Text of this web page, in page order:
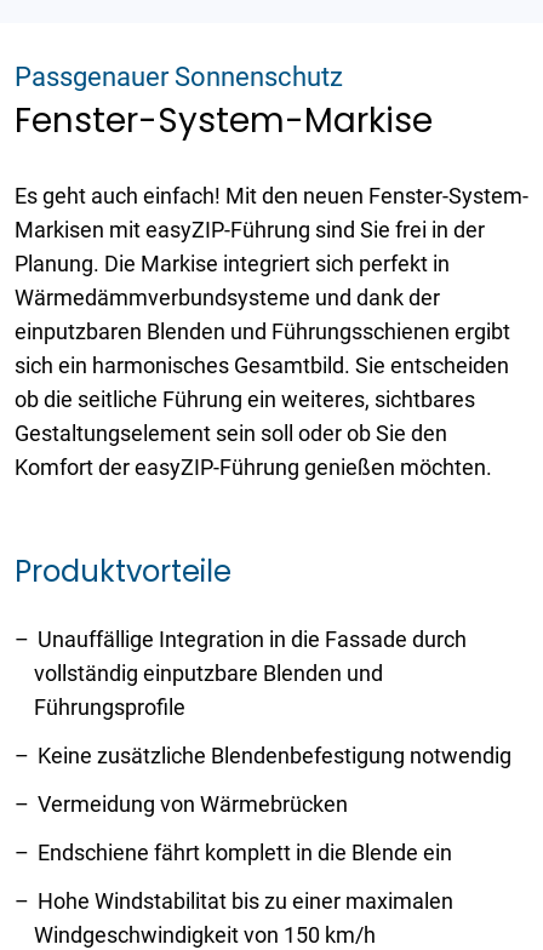
Passgenauer Sonnenschutz
Fenster-System-Markise
Es geht auch einfach! Mit den neuen Fenster-System-
Markisen mit easyZIP-Führung sind Sie frei in der
Planung. Die Markise integriert sich perfekt in
Wärmedämmverbundsysteme und dank der
einputzbaren Blenden und Führungsschienen ergibt
sich ein harmonisches Gesamtbild. Sie entscheiden
ob die seitliche Führung ein weiteres, sichtbares
Gestaltungselement sein soll oder ob Sie den
Komfort der easyZIP-Führung genießen möchten.
Produktvorteile
Unauffällige Integration in die Fassade durch
vollständig einputzbare Blenden und
Führungsprofile
Keine zusätzliche Blendenbefestigung notwendig
Vermeidung von Wärmebrücken
Endschiene fährt komplett in die Blende ein
Hohe Windstabilitat bis zu einer maximalen
Windgeschwindigkeit von 150 km/h